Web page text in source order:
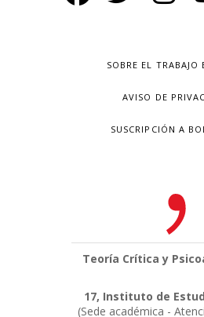
SOBRE EL TRABAJO
AVISO DE
SUSCRIPCIÓN A
Teoría Crítica y
17, Instituto de
(Sede académica -